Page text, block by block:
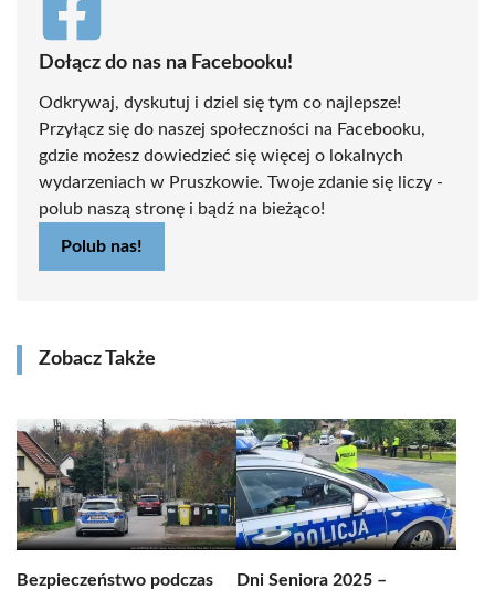
Dołącz do nas na Facebooku!
Odkrywaj, dyskutuj i dziel się tym co najlepsze!
Przyłącz się do naszej społeczności na Facebooku,
gdzie możesz dowiedzieć się więcej o lokalnych
wydarzeniach w Pruszkowie. Twoje zdanie się liczy -
polub naszą stronę i bądź na bieżąco!
Polub nas!
Zobacz Także
Bezpieczeństwo podczas
Dni Seniora 2025 –